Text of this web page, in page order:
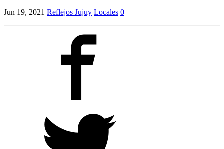
Jun 19, 2021 Reflejos Jujuy Locales 0